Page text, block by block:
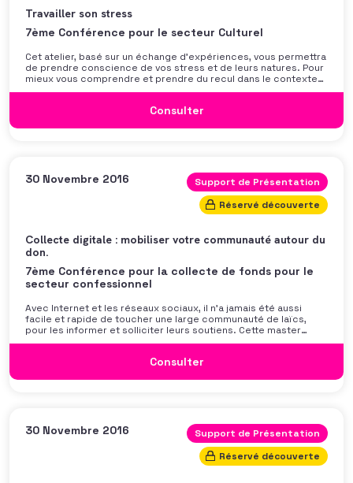
Travailler son stress
7ème Conférence pour le secteur Culturel
Cet atelier, basé sur un échange d’expériences, vous permettra
de prendre conscience de vos stress et de leurs natures. Pour
mieux vous comprendre et prendre du recul dans le contexte
dans lequel vous évoluez, Valérie Baugé, coach professionnel,
Consulter
30 Novembre 2016
Support de Présentation
Réservé découverte
Collecte digitale : mobiliser votre communauté autour du
don.
7ème Conférence pour la collecte de fonds pour le
secteur confessionnel
Avec Internet et les réseaux sociaux, il n’a jamais été aussi
facile et rapide de toucher une large communauté de laïcs,
pour les informer et solliciter leurs soutiens. Cette master
class abordera les leviers qu’il vous faut activer pour mobiliser
Consulter
30 Novembre 2016
Support de Présentation
Réservé découverte